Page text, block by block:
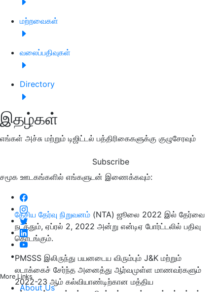
மற்றவைகள்
வலைப்பதிவுகள்
Directory
இதழ்கள்
எங்கள் அச்சு மற்றும் டிஜிட்டல் பத்திரிகைகளுக்கு குழுசேரவும்
Subscribe
சமூக ஊடகங்களில் எங்களுடன் இணைக்கவும்:
More Links
About Us
தேசிய தேர்வு நிறுவனம் (NTA) ஜூலை 2022 இல் தேர்வை
நடத்தும், ஏப்ரல் 2, 2022 அன்று என்டிஏ போர்ட்டலில் பதிவு
தொடங்கும்.
PMSSS இலிருந்து பயனடைய விரும்பும் J&K மற்றும்
லடாக்கைச் சேர்ந்த அனைத்து ஆர்வமுள்ள மாணவர்களும்
2022-23 ஆம் கல்வியாண்டிற்கான மத்திய